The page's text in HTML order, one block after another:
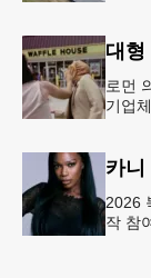
대형
로먼
기업
2026
작 참